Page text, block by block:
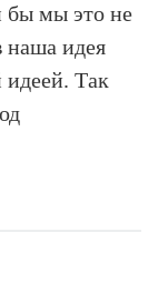
бы мы это не
наша идея
идеей. Так